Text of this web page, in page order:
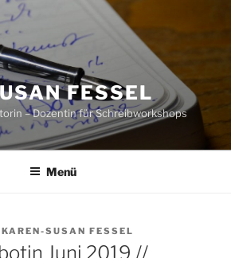
FESSEL
– Dozentin für Schreibworkshops
Menü
KAREN-SUSAN FESSEL
Juni 2019 //